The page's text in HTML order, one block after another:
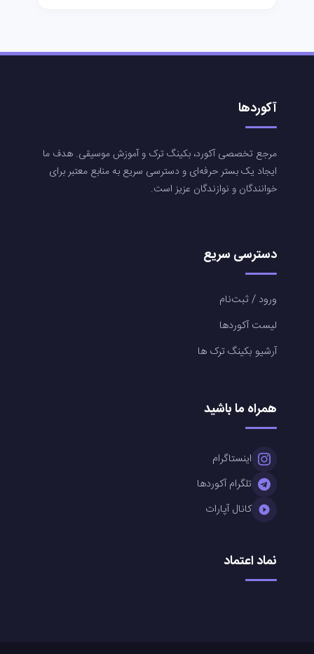
آکوردها
مرجع تخصصی آکورد، بکینگ ترک و آموزش موسیقی. هدف ما
ایجاد یک بستر حرفه‌ای و دسترسی سریع به منابع معتبر برای
خوانندگان و نوازندگان عزیز است.
دسترسی سریع
ورود / ثبت‌نام
لیست آکوردها
آرشیو بکینگ ترک ها
همراه ما باشید
اینستاگرام
تلگرام آکوردها
کانال آپارات
نماد اعتماد